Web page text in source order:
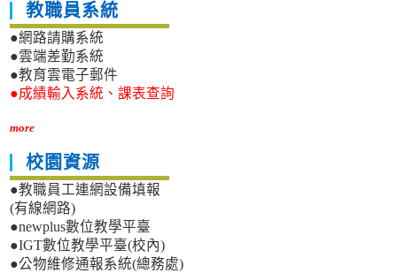
教職員系統
●網路請購系統
●雲端差勤系統
●教育雲電子郵件
●成績輸入系統、課表查詢
more
校園資源
●教職員工連網設備填報
(有線網路)
●newplus數位教學平臺
●IGT數位教學平臺(校內)
●公物維修通報系統(總務處)